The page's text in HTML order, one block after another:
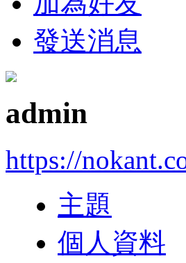
發送消息
admin
https://
主題
個人資料